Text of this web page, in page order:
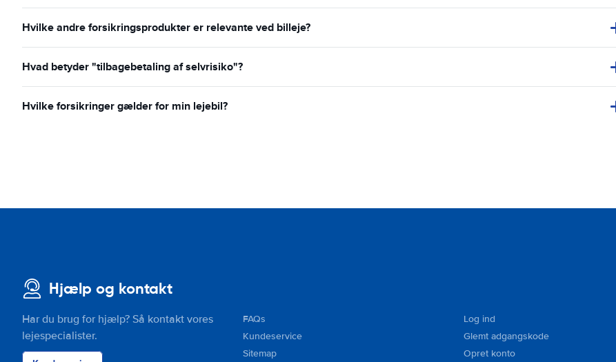
Hvilke andre forsikringsprodukter er relevante ved billeje?
Hvad betyder "tilbagebetaling af selvrisiko"?
Hvilke forsikringer gælder for min lejebil?
Hjælp og kontakt
Har du brug for hjælp? Så kontakt vores
lejespecialister.
FAQs
Kundeservice
Sitemap
Log ind
Glemt adgangskode
Opret konto